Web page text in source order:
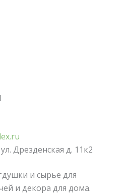
Дрезденская д. 11к2
и сырье для
и декора для дома.